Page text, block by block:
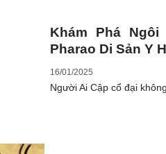
Khám Phá
Pharao Di Sản Y
16/01/2025
Người Ai Cập cổ đại